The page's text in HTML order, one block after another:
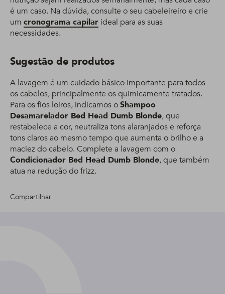
é um caso. Na dúvida, consulte o seu cabeleireiro e crie
um cronograma capilar ideal para as suas
necessidades.
Sugestão de produtos
A lavagem é um cuidado básico importante para todos
os cabelos, principalmente os quimicamente tratados.
Para os fios loiros, indicamos oShampoo
Desamarelador Bed Head Dumb Blonde, que
restabelece a cor, neutraliza tons alaranjados e reforça
tons claros ao mesmo tempo que aumenta o brilho e a
maciez do cabelo. Complete a lavagem com o
Condicionador Bed Head Dumb Blonde, que também
atua na redução do frizz.
Compartilhar